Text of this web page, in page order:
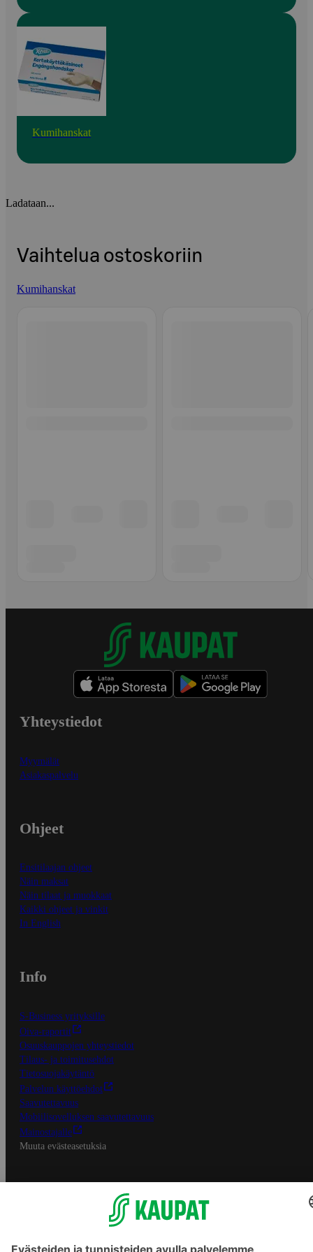
Kumihanskat
Ladataan...
Vaihtelua ostoskoriin
Kumihanskat
Yhteystiedot
Myymälät
Asiakaspalvelu
Ohjeet
Ensitilaajan ohjeet
Näin maksat
Näin tilaat ja muokkaat
Kaikki ohjeet ja vinkit
In English
Info
S-Business yrityksille
Oiva-raportit
Osuuskauppojen yhteystiedot
Tilaus- ja toimitusehdot
Tietosuojakäytäntö
Palvelun käyttöehdot
Saavutettavuus
Mobiilisovelluksen saavutettavuus
Mainostajalle
Muuta evästeasetuksia
S-ryhmän palvelut